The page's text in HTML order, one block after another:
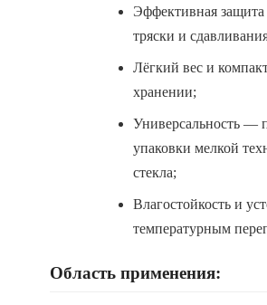
Эффективная защита
тряски и
Лёгкий вес и
хранении;
Универсальность —
упаковки мелкой
стекла;
Влагостойкость и
температурным
Область применения: